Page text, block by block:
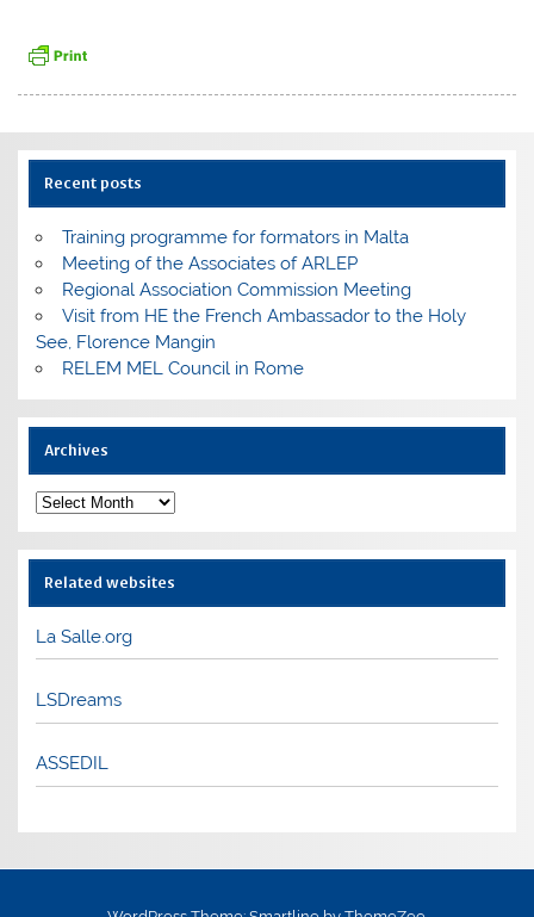
Recent posts
Training programme for formators in Malta
Meeting of the Associates of ARLEP
Regional Association Commission Meeting
Visit from HE the French Ambassador to the Holy
See, Florence Mangin
RELEM MEL Council in Rome
Archives
Archives
Related websites
La Salle.org
LSDreams
ASSEDIL